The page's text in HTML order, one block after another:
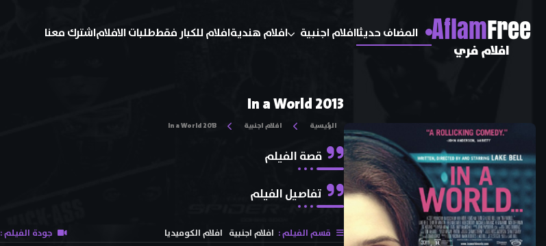
AflamFree
افلام فري
المضاف حديثاافلام اجنبية افلام هنديةافلام للكبار فقططلبات الافلاماشترك معنا
In a World 2013
الرئيسية افلام اجنبية In a World 2013
قصة الفيلم
تفاصيل الفيلم
قسم الفيلم : افلام اجنبية افلام الكوميديا جودة الفيلم :